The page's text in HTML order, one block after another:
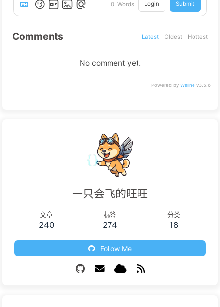
0 Words Login Submit
Comments Latest Oldest Hottest
No comment yet.
Powered by Waline v3.5.6
一只会飞的旺旺
文章
240
标签
274
分类
18
Follow Me